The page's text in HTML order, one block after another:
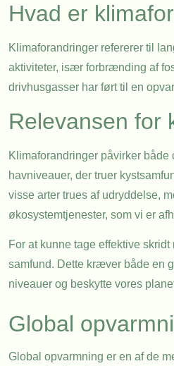
Hvad er
Klimaforandringer refererer til
aktiviteter, især forbrænding af
drivhusgasser har ført til en
Relevansen for
Klimaforandringer påvirker
havniveauer, der truer
visse arter trues af udryddelse,
økosystemtjenester, som vi er
For at kunne tage effektive
samfund. Dette kræver både en
niveauer og beskytte vores
Global
Global opvarmning er en af de